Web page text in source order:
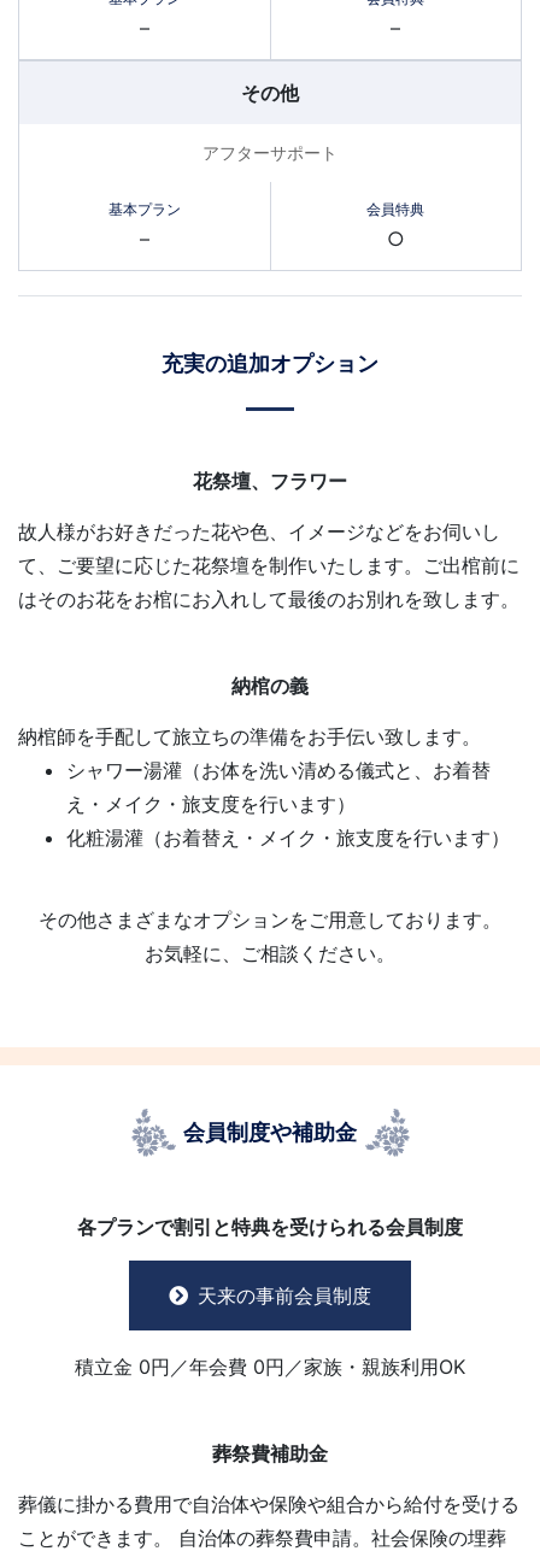
– –
その他
アフターサポート
– ○
充実の追加オプション
花祭壇、フラワー
故人様がお好きだった花や色、イメージなどをお伺いし
て、ご要望に応じた花祭壇を制作いたします。ご出棺前に
はそのお花をお棺にお入れして最後のお別れを致します。
納棺の義
納棺師を手配して旅立ちの準備をお手伝い致します。
シャワー湯灌（お体を洗い清める儀式と、お着替
え・メイク・旅支度を行います）
化粧湯灌（お着替え・メイク・旅支度を行います）
その他さまざまなオプションをご用意しております。
お気軽に、ご相談ください。
会員制度や補助金
各プランで割引と特典を受けられる会員制度
天来の事前会員制度
積立金 0円／年会費 0円／家族・親族利用OK
葬祭費補助金
葬儀に掛かる費用で自治体や保険や組合から給付を受ける
ことができます。 自治体の葬祭費申請。社会保険の埋葬